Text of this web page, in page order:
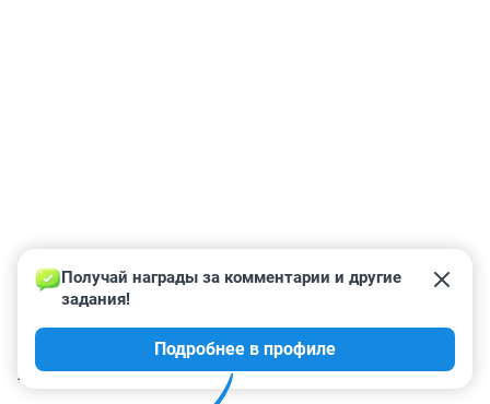
КОММЕНТАРИИ 3
Получай награды за комментарии и другие
задания!
Подробнее в профиле